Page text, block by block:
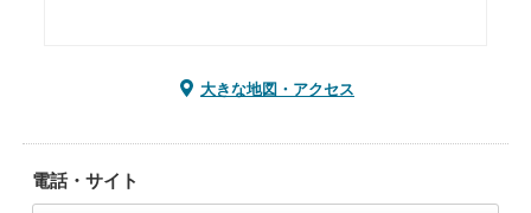
大きな地図・アクセス
電話・サイト